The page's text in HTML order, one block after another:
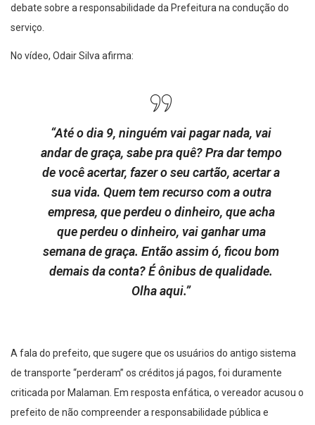
debate sobre a responsabilidade da Prefeitura na condução do
serviço.
No vídeo, Odair Silva afirma:
“Até o dia 9, ninguém vai pagar nada, vai
andar de graça, sabe pra quê? Pra dar tempo
de você acertar, fazer o seu cartão, acertar a
sua vida. Quem tem recurso com a outra
empresa, que perdeu o dinheiro, que acha
que perdeu o dinheiro, vai ganhar uma
semana de graça. Então assim ó, ficou bom
demais da conta? É ônibus de qualidade.
Olha aqui.”
A fala do prefeito, que sugere que os usuários do antigo sistema
de transporte “perderam” os créditos já pagos, foi duramente
criticada por Malaman. Em resposta enfática, o vereador acusou o
prefeito de não compreender a responsabilidade pública e